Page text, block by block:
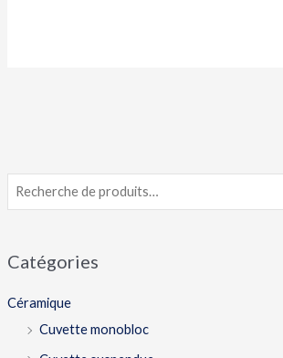
Catégories
Céramique
Cuvette monobloc